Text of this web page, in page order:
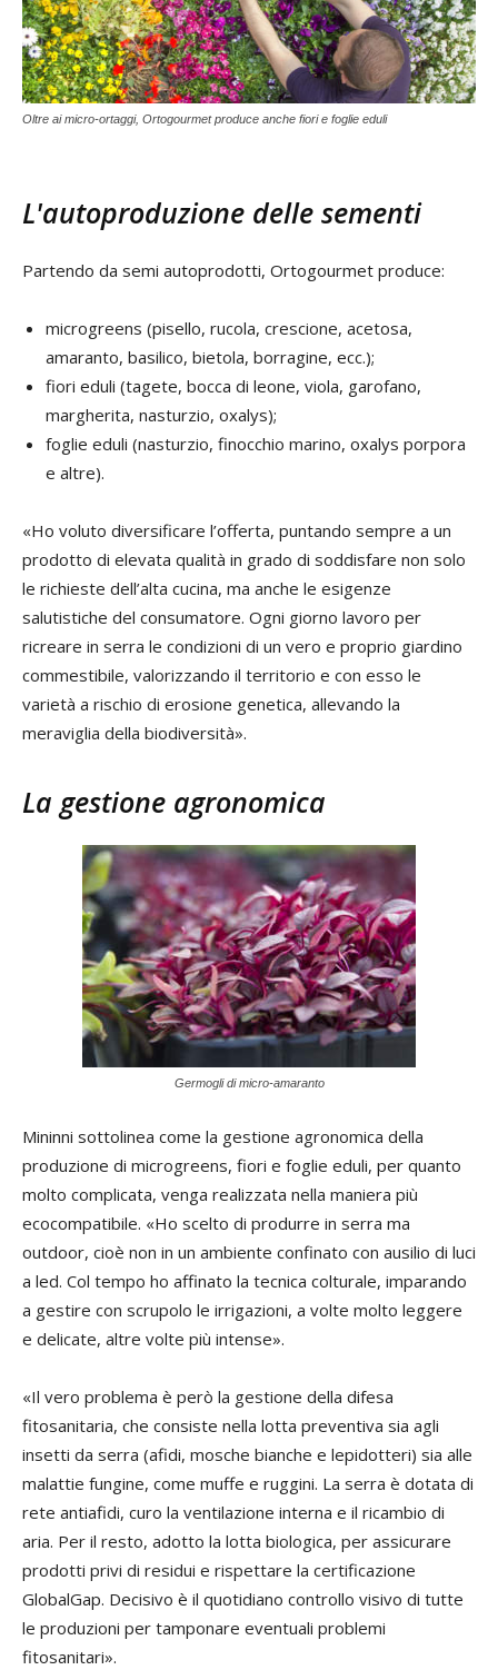
Oltre ai micro-ortaggi, Ortogourmet produce anche fiori e foglie eduli
L'autoproduzione delle sementi
Partendo da semi autoprodotti, Ortogourmet produce:
microgreens (pisello, rucola, crescione, acetosa,
amaranto, basilico, bietola, borragine, ecc.);
fiori eduli (tagete, bocca di leone, viola, garofano,
margherita, nasturzio, oxalys);
foglie eduli (nasturzio, finocchio marino, oxalys porpora
e altre).
«Ho voluto diversificare l’offerta, puntando sempre a un
prodotto di elevata qualità in grado di soddisfare non solo
le richieste dell’alta cucina, ma anche le esigenze
salutistiche del consumatore. Ogni giorno lavoro per
ricreare in serra le condizioni di un vero e proprio giardino
commestibile, valorizzando il territorio e con esso le
varietà a rischio di erosione genetica, allevando la
meraviglia della biodiversità».
La gestione agronomica
Germogli di micro-amaranto
Mininni sottolinea come la gestione agronomica della
produzione di microgreens, fiori e foglie eduli, per quanto
molto complicata, venga realizzata nella maniera più
ecocompatibile. «Ho scelto di produrre in serra ma
outdoor, cioè non in un ambiente confinato con ausilio di luci
a led. Col tempo ho affinato la tecnica colturale, imparando
a gestire con scrupolo le irrigazioni, a volte molto leggere
e delicate, altre volte più intense».
«Il vero problema è però la gestione della difesa
fitosanitaria, che consiste nella lotta preventiva sia agli
insetti da serra (afidi, mosche bianche e lepidotteri) sia alle
malattie fungine, come muffe e ruggini. La serra è dotata di
rete antiafidi, curo la ventilazione interna e il ricambio di
aria. Per il resto, adotto la lotta biologica, per assicurare
prodotti privi di residui e rispettare la certificazione
GlobalGap. Decisivo è il quotidiano controllo visivo di tutte
le produzioni per tamponare eventuali problemi
fitosanitari».